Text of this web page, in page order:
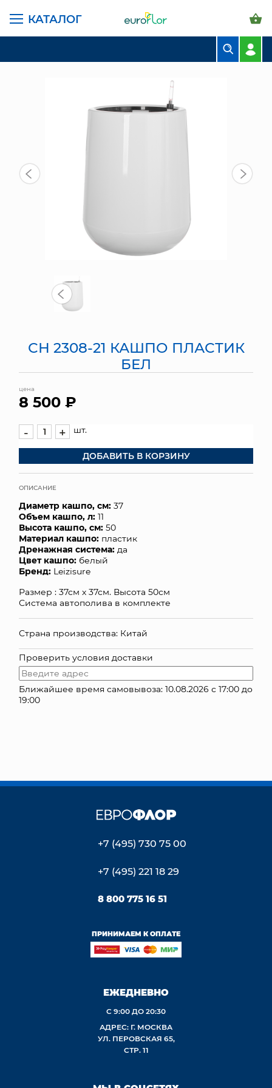
КАТАЛОГ
ЦВЕТЫ В ПАЧКАХ
ПРЕДМЕТЫ ИНТЕРЬЕРА
ЯЩИКИ
СУНДУКИ
ПОДАРОЧНЫЕ КАРТЫ
ОПТОВЫМ КЛИЕНТАМ
ДОСТАВКА И ОПЛАТА
ГЛАВНАЯ СТРАНИЦА КАТАЛОГ
ГОРШКИ И КАШПО
СН 2308-21 КАШПО ПЛАСТИК
БЕЛ
цена
8 500 ₽
- + шт.
ДОБАВИТЬ В КОРЗИНУ
ОПИСАНИЕ
Диаметр кашпо, см: 37
Объем кашпо, л: 11
Высота кашпо, см: 50
Материал кашпо: пластик
Дренажная система: да
Цвет кашпо: белый
Бренд: Leizisure
Размер : 37см х 37см. Высота 50см
Система автополива в комплекте
Страна производства: Китай
Проверить условия доставки
Ближайшее время самовывоза: 10.08.2026 с 17:00 до
19:00
+7 (495) 730 75 00
+7 (495) 221 18 29
8 800 775 16 51
ПРИНИМАЕМ К ОПЛАТЕ
ЕЖЕДНЕВНО
С 9:00 ДО 20:30
АДРЕС: Г. МОСКВА
УЛ. ПЕРОВСКАЯ 65,
СТР. 11